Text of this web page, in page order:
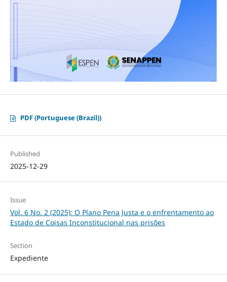
PDF (Portuguese (Brazil))
Published
2025-12-29
Issue
Vol. 6 No. 2 (2025): O Plano Pena Justa e o enfrentamento ao
Estado de Coisas Inconstitucional nas prisões
Section
Expediente